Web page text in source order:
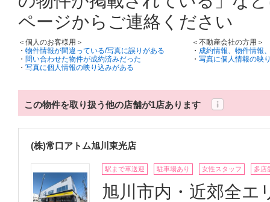
ページからご連絡ください
＜個人のお客様用＞
・ 物件情報が間違っている/写真に誤りがある
・ 問い合わせた物件が成約済みだった
・ 写真に個人情報の映り込みがある
＜不動産会社の方用＞
・ 成約情報、物件情報
・ 写真に個人情報の映
この物件を取り扱う他の店舗が1店あります
(株)常口アトム旭川東光店
駅まで車送迎 駐車場あり 女性スタッフ 多店
旭川市内・近郊全エ